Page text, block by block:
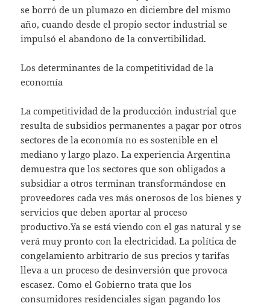
se borró de un plumazo en diciembre del mismo
año, cuando desde el propio sector industrial se
impulsó el abandono de la convertibilidad.
Los determinantes de la competitividad de la
economía
La competitividad de la producción industrial que
resulta de subsidios permanentes a pagar por otros
sectores de la economía no es sostenible en el
mediano y largo plazo. La experiencia Argentina
demuestra que los sectores que son obligados a
subsidiar a otros terminan transformándose en
proveedores cada ves más onerosos de los bienes y
servicios que deben aportar al proceso
productivo.Ya se está viendo con el gas natural y se
verá muy pronto con la electricidad. La política de
congelamiento arbitrario de sus precios y tarifas
lleva a un proceso de desinversión que provoca
escasez. Como el Gobierno trata que los
consumidores residenciales sigan pagando los